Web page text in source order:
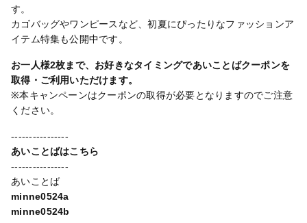
す。
カゴバッグやワンピースなど、初夏にぴったりなファッションア
イテム特集も公開中です。
お一人様2枚まで、お好きなタイミングであいことばクーポンを
取得・ご利用いただけます。
※本キャンペーンはクーポンの取得が必要となりますのでご注意
ください。
----------------
あいことばはこちら
----------------
あいことば
minne0524a
minne0524b